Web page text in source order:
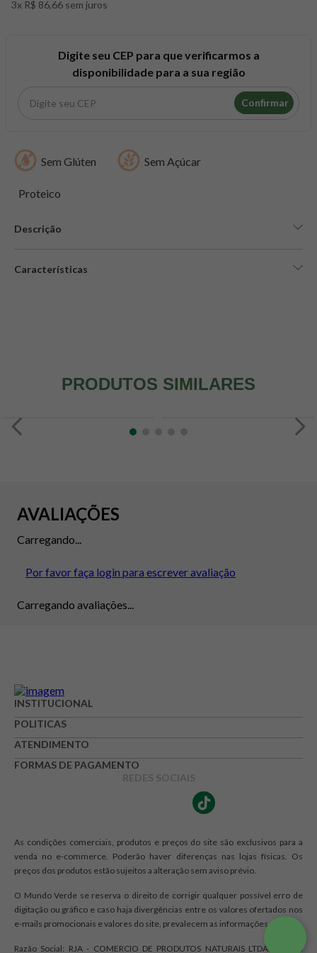
3x R$ 86,66 sem juros
Digite seu CEP para que verificarmos a
disponibilidade para a sua região
Confirmar
Sem Glúten Sem Açúcar
Proteico
Descrição
Características
PRODUTOS SIMILARES
AVALIAÇÕES
Carregando...
Por favor faça login para escrever avaliação
Carregando avaliações...
INSTITUCIONAL
POLITICAS
ATENDIMENTO
FORMAS DE PAGAMENTO
REDES SOCIAIS
As condições comerciais, produtos e preços do site são exclusivos para a
venda no e-commerce. Poderão haver diferenças nas lojas físicas. Os
preços dos produtos estão sujeitos a alteração sem aviso prévio.
O Mundo Verde se reserva o direito de corrigir qualquer possível erro de
digitação ou gráfico e caso haja divergências entre os valores ofertados nos
e-mails promocionais e valores do site, prevalecem as informações do site.
Razão Social: RJA - COMERCIO DE PRODUTOS NATURAIS LTDA. | CNPJ:
8º maca peruana
creatina mundo verde